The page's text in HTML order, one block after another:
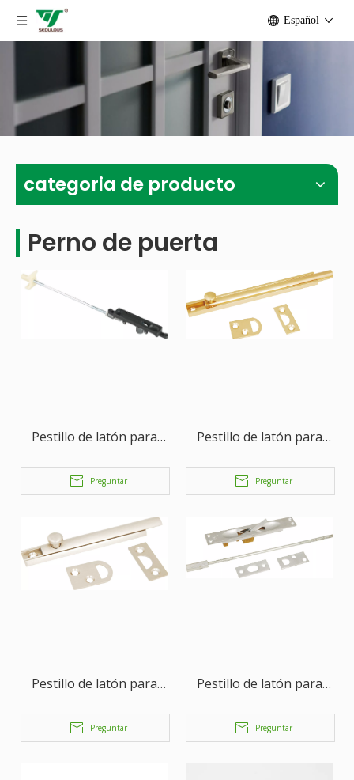
Español
categoria de producto
Perno de puerta
Pestillo de latón para
puertas, pestillo para
Preguntar
Pestillo de latón para
puertas, pestillo para
Preguntar
Pestillo de latón para
puertas, pestillo para
Preguntar
Pestillo de latón para
puertas, pestillo para
Preguntar